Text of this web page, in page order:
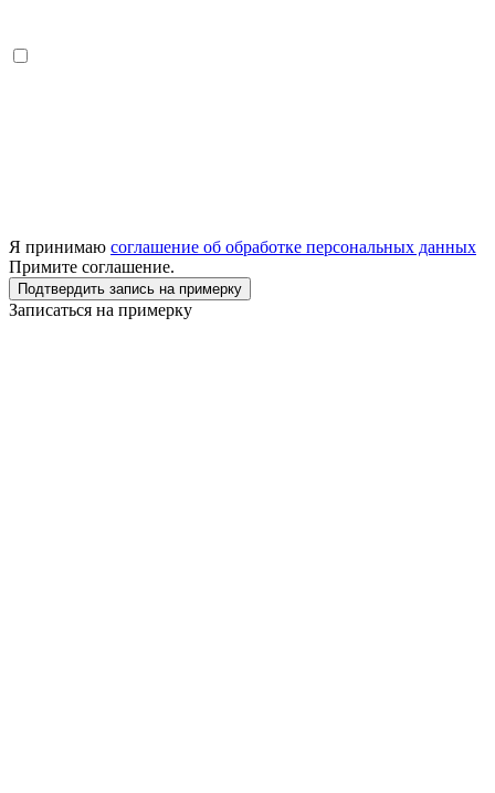
Я принимаю соглашение об обработке персональных данных
Примите соглашение.
Подтвердить запись на примерку
Записаться на примерку